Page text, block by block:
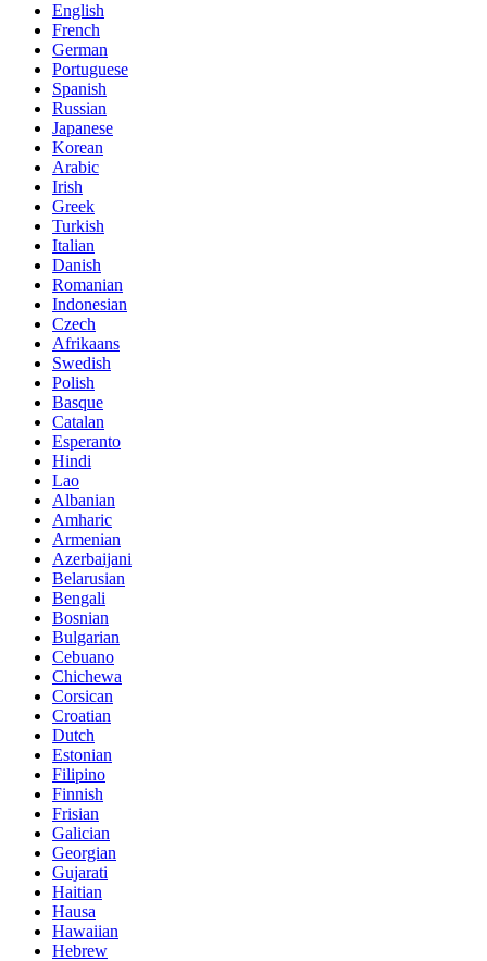
English
French
German
Portuguese
Spanish
Russian
Japanese
Korean
Arabic
Irish
Greek
Turkish
Italian
Danish
Romanian
Indonesian
Czech
Afrikaans
Swedish
Polish
Basque
Catalan
Esperanto
Hindi
Lao
Albanian
Amharic
Armenian
Azerbaijani
Belarusian
Bengali
Bosnian
Bulgarian
Cebuano
Chichewa
Corsican
Croatian
Dutch
Estonian
Filipino
Finnish
Frisian
Galician
Georgian
Gujarati
Haitian
Hausa
Hawaiian
Hebrew